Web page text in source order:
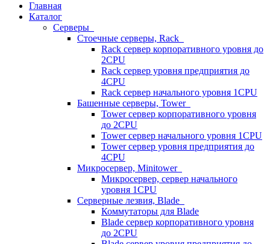
Главная
Каталог
Серверы
Стоечные серверы, Rack
Rack сервер корпоративного уровня до
2CPU
Rack сервер уровня предприятия до
4CPU
Rack сервер начального уровня 1CPU
Башенные серверы, Tower
Tower сервер корпоративного уровня
до 2CPU
Tower сервер начального уровня 1CPU
Tower сервер уровня предприятия до
4CPU
Микросервер, Minitower
Микросервер, сервер начального
уровня 1CPU
Серверные лезвия, Blade
Коммутаторы для Blade
Blade сервер корпоративного уровня
до 2CPU